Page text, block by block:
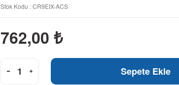
Stok Kodu : CR9EIX-ACS
762,00 ₺
Sepete Ekle